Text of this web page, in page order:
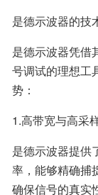
是德示波器的技
是德示波器凭借
号调试的理想工
势：
1.高带宽与高采
是德示波器提供
率，能够精确捕
确保信号的真实